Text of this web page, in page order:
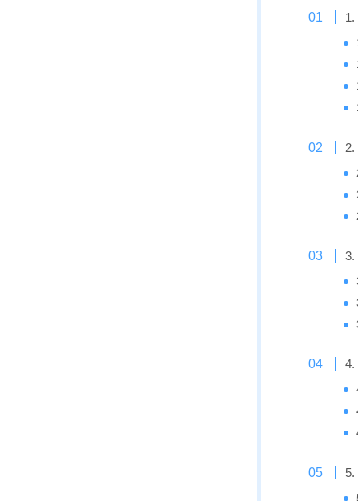
3.
4.